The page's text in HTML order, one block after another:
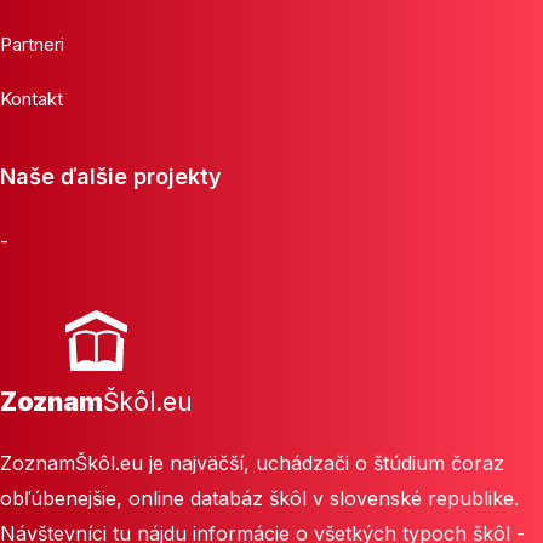
Partneri
Kontakt
Naše ďalšie projekty
-
ZoznamŠkôl.eu
ZoznamŠkôl.eu je najväčší, uchádzači o štúdium čoraz
obľúbenejšie, online databáz škôl v slovenské republike.
Návštevníci tu nájdu informácie o všetkých typoch škôl -